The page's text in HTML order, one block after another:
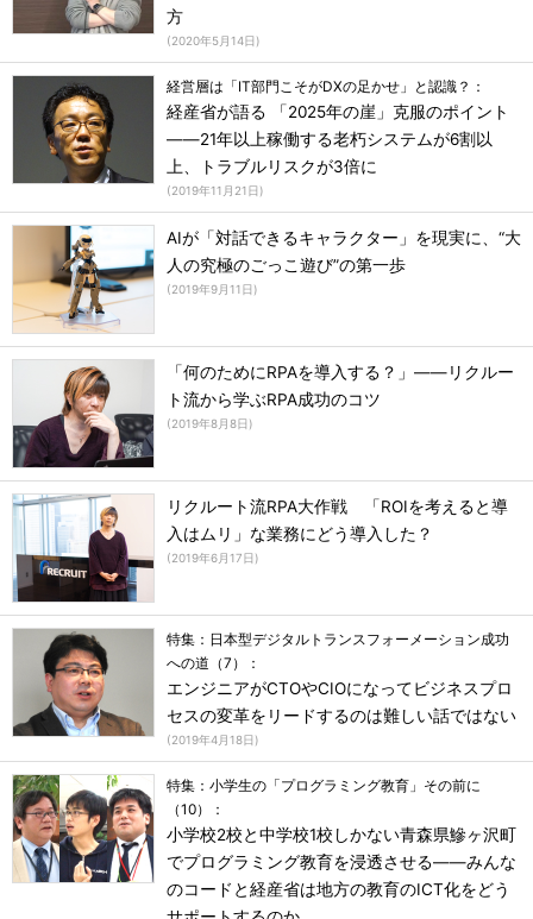
方
(2020年5月14日)
経営層は「IT部門こそがDXの足かせ」と認識？：
経産省が語る 「2025年の崖」克服のポイント
――21年以上稼働する老朽システムが6割以
上、トラブルリスクが3倍に
(2019年11月21日)
AIが「対話できるキャラクター」を現実に、“大
人の究極のごっこ遊び”の第一歩
(2019年9月11日)
「何のためにRPAを導入する？」――リクルー
ト流から学ぶRPA成功のコツ
(2019年8月8日)
リクルート流RPA大作戦 「ROIを考えると導
入はムリ」な業務にどう導入した？
(2019年6月17日)
特集：日本型デジタルトランスフォーメーション成功
への道（7）：
エンジニアがCTOやCIOになってビジネスプロ
セスの変革をリードするのは難しい話ではない
(2019年4月18日)
特集：小学生の「プログラミング教育」その前に
（10）：
小学校2校と中学校1校しかない青森県鰺ヶ沢町
でプログラミング教育を浸透させる――みんな
のコードと経産省は地方の教育のICT化をどう